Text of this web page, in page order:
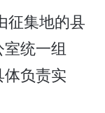
征集地的县
统一组
负责实